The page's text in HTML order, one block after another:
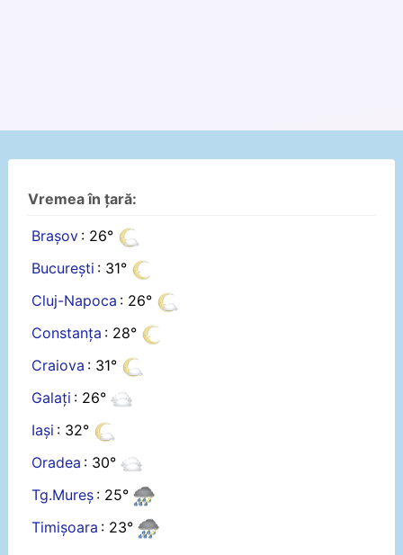
Vremea în țară:
Brașov : 26°
București : 31°
Cluj-Napoca : 26°
Constanța : 28°
Craiova : 31°
Galați : 26°
Iași : 32°
Oradea : 30°
Tg.Mureș : 25°
Timișoara : 23°